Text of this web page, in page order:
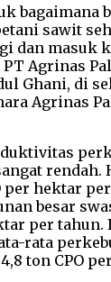
bagaimana
sawit
dan masuk
Agrinas
Ghani, di
Agrinas
rendah.
per hektar
besar
per tahun.
rata
ton CPO